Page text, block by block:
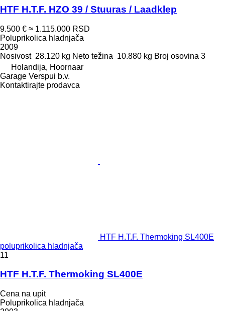
HTF H.T.F. HZO 39 / Stuuras / Laadklep
9.500 € ≈ 1.115.000 RSD
Poluprikolica hladnjača
2009
Nosivost 28.120 kg Neto težina 10.880 kg Broj osovina 3
Holandija, Hoornaar
Garage Verspui b.v.
Kontaktirajte prodavca
HTF H.T.F. Thermoking SL400E
poluprikolica hladnjača
11
HTF H.T.F. Thermoking SL400E
Cena na upit
Poluprikolica hladnjača